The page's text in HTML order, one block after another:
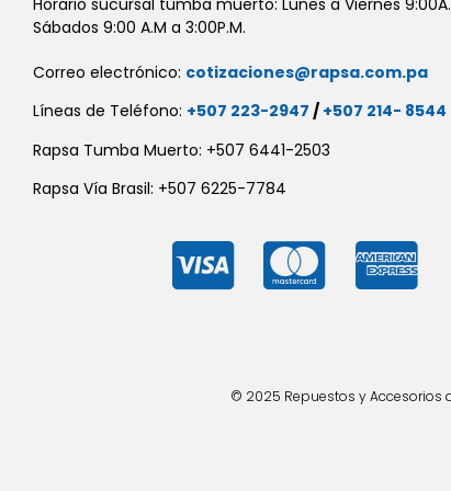
Sábados 9:00 A.M a 3:00P.M.
Correo electrónico: cotizaciones@rapsa.com.pa
Líneas de Teléfono: +507 223-2947 / +507 214- 8544
Rapsa Tumba Muerto: +507 6441-2503
Rapsa Vía Brasil: +507 6225-7784
© 2025 Repuestos y Accesorios